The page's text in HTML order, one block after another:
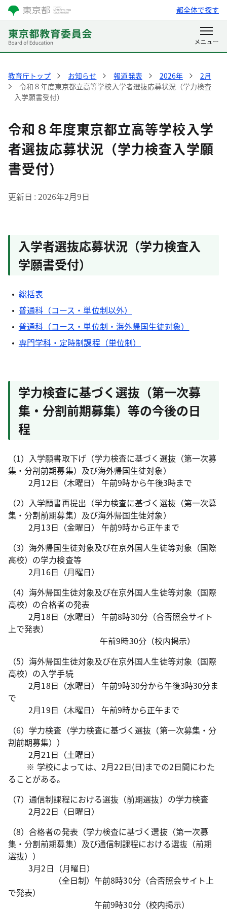
都全体で探す
教育庁トップ お知らせ 報道発表 2026年
2月
令和８年度東京都立高等学校入学者選抜応募状況（学力検査
入学願書受付）
令和８年度東京都立高等学校入学
者選抜応募状況（学力検査入学願
書受付）
更新日 2026年2月9日
入学者選抜応募状況（学力検査入
学願書受付）
総括表
普通科（コース・単位制以外）
普通科（コース・単位制・海外帰国生徒対象）
専門学科・定時制課程（単位制）
学力検査に基づく選抜（第一次募
集・分割前期募集）等の今後の日
程
（1）入学願書取下げ（学力検査に基づく選抜（第一次募
集・分割前期募集）及び海外帰国生徒対象）
2月12日（木曜日） 午前9時から午後3時まで
（2）入学願書再提出（学力検査に基づく選抜（第一次募
集・分割前期募集）及び海外帰国生徒対象）
2月13日（金曜日） 午前9時から正午まで
（3）海外帰国生徒対象及び在京外国人生徒等対象（国際
高校）の学力検査等
2月16日（月曜日）
（4）海外帰国生徒対象及び在京外国人生徒等対象（国際
高校）の合格者の発表
2月18日（水曜日） 午前8時30分（合否照会サイト
上で発表）
午前9時30分（校内掲示）
（5）海外帰国生徒対象及び在京外国人生徒等対象（国際
高校）の入学手続
2月18日（水曜日） 午前9時30分から午後3時30分ま
で
2月19日（木曜日） 午前9時から正午まで
（6）学力検査（学力検査に基づく選抜（第一次募集・分
割前期募集））
2月21日（土曜日）
※ 学校によっては、2月22日(日)までの2日間にわた
ることがある。
（7）通信制課程における選抜（前期選抜）の学力検査
2月22日（日曜日）
（8）合格者の発表（学力検査に基づく選抜（第一次募
集・分割前期募集）及び通信制課程における選抜（前期
選抜））
3月2日（月曜日）
（全日制）午前8時30分（合否照会サイト上
で発表）
午前9時30分（校内掲示）